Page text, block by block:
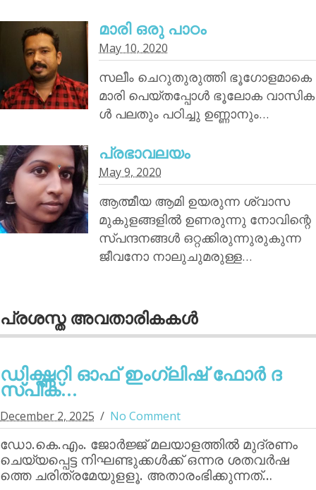
മാരി ഒരു പാഠം
May 10, 2020
സലീം ചെറുതുരുത്തി ഭൂഗോളമാകെ
മാരി പെയ്തപ്പോൾ ഭൂലോക വാസിക
ൾ പലതും പഠിച്ചു ഉണ്ണാനും…
പ്രഭാവലയം
May 9, 2020
ആത്മീയ ആമി ഉയരുന്ന ശ്വാസ
മുകുളങ്ങളിൽ ഉണരുന്നു നോവിന്റെ
സ്പന്ദനങ്ങൾ ഒറ്റക്കിരുന്നുരുകുന്ന
ജീവനോ നാലുചുമരുള്ള…
പ്രശസ്ത അവതാരികകള്‍
ഡിക്ഷ്ണറി ഓഫ് ഇംഗ്ലിഷ് ഫോര്‍ ദ
സ്പീക്...
December 2, 2025 No Comment
ഡോ.കെ.എം. ജോര്‍ജ്ജ് മലയാളത്തില്‍ മുദ്രണം
ചെയ്യപ്പെട്ട നിഘണ്ടുക്കള്‍ക്ക് ഒന്നര ശതവര്‍ഷ
ത്തെ ചരിത്രമേയുളളൂ. അതാരംഭിക്കുന്നത്…